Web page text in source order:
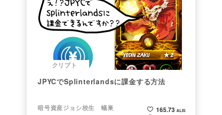
クリプト
JPYCでSplinterlandsに課金する方法
暗号資産ジョシ校生 蟻巣
165.73 ALIS